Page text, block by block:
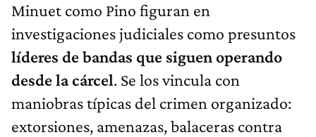
Minuet como Pino figuran en
investigaciones judiciales como presuntos
líderes de bandas que siguen operando
desde la cárcel. Se los vincula con
maniobras típicas del crimen organizado:
extorsiones, amenazas, balaceras contra